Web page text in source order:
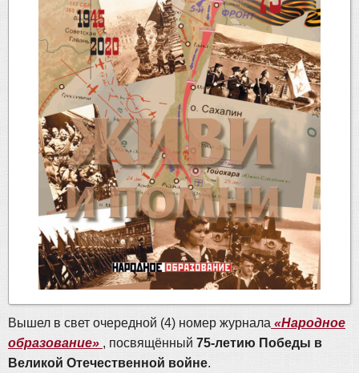
Вышел в свет очередной (4) номер журнала «Народное
образование» , посвящённый 75-летию Победы в
Великой Отечественной войне.